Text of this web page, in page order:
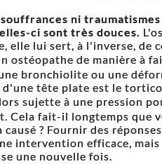
ni
ci sont très douces.
elle lui sert, à l'inverse, de
ostéopathe de manière à
bronchiolite ou une
d'une tête plate est le
sujette à une pression
Cela fait-il longtemps
? Fournir des
intervention efficace,
une nouvelle fois.